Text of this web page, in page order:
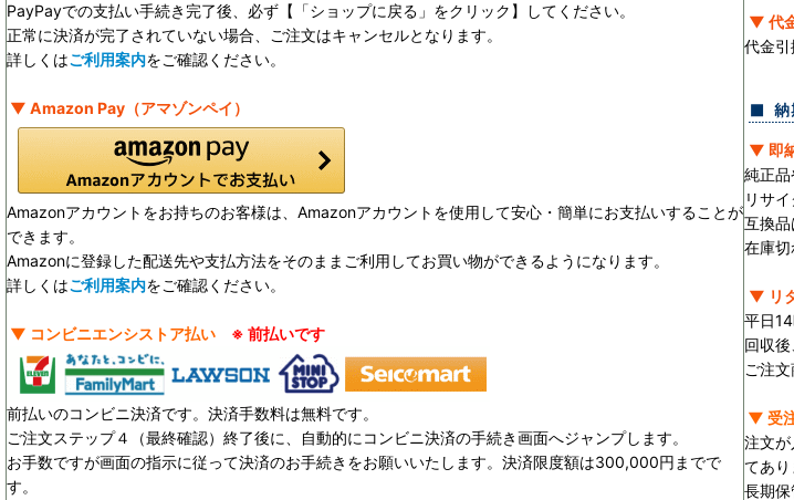
PayPayでの支払い手続き完了後、必ず【「ショップに戻る」をクリック】してください。
正常に決済が完了されていない場合、ご注文はキャンセルとなります。
詳しくはご利用案内をご確認ください。
▼ Amazon Pay（アマゾンペイ）
Amazonアカウントをお持ちのお客様は、Amazonアカウントを使用して安心・簡単にお支払いすることが
できます。
Amazonに登録した配送先や支払方法をそのままご利用してお買い物ができるようになります。
詳しくはご利用案内をご確認ください。
▼ コンビニエンシストア払い ※ 前払いです
前払いのコンビニ決済です。決済手数料は無料です。
ご注文ステップ４（最終確認）終了後に、自動的にコンビニ決済の手続き画面へジャンプします。
お手数ですが画面の指示に従って決済のお手続きをお願いいたします。決済限度額は300,000円までで
す。
▼ 代
代金引
▼ 即
純正品
リサ
互換品
在庫切
▼ リ
平日
回収
ご注
▼ 受
注文
てあり
長期保